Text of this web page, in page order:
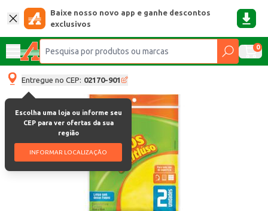
Baixe nosso novo app e ganhe descontos
exclusivos
0
Entregue no CEP: 02170-901
Escolha uma loja ou informe seu
CEP para ver ofertas da sua
região
INFORMAR LOCALIZAÇÃO